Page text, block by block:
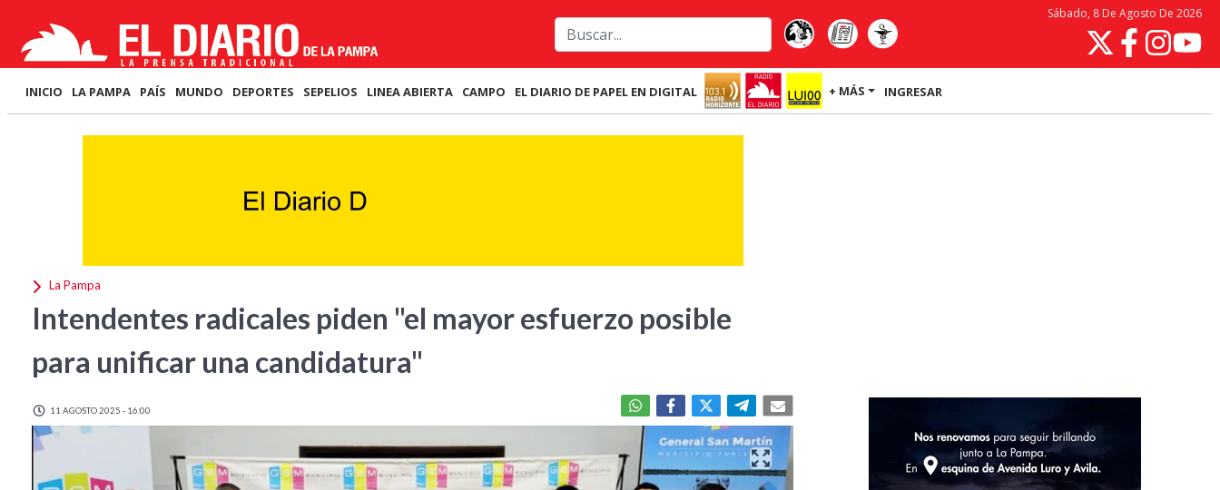
Sábado, 8 De Agosto De 2026
INICIO LA PAMPA PAÍS MUNDO DEPORTES SEPELIOS LINEA ABIERTA CAMPO EL DIARIO DE PAPEL EN DIGITAL + MÁS INGRESAR
La Pampa
Intendentes radicales piden "el mayor esfuerzo posible
para unificar una candidatura"
11 AGOSTO 2025 - 16:00